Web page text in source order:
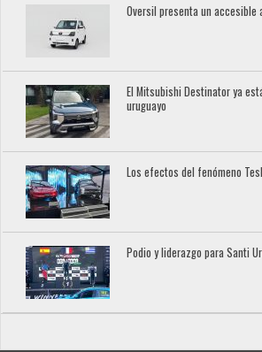
Oversil presenta un accesible
El Mitsubishi Destinator ya
uruguayo
Los efectos del fenómeno
Podio y liderazgo para Santi